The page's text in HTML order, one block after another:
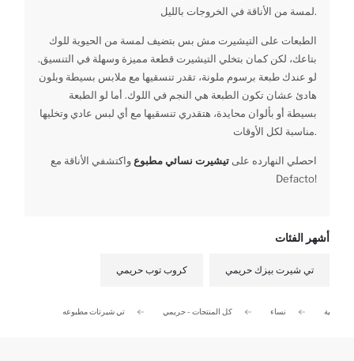
لمسة من الأناقة في الخروجات بالليل.
الطبعات على التيشيرت مش بس بتضيف لمسة من الحيوية للوك
بتاعك، لكن كمان بتخلي التيشيرت قطعة مميزة وسهلة في التنسيق.
لو عندك طبعة برسوم ملونة، تقدر تنسقيها مع ملابس بسيطة وبلون
هادئ عشان تكون الطبعة هي النجم في اللوك. أما لو الطبعة
بسيطة أو بألوان محايدة، هتقدري تنسقيها مع أي لبس عادي وتخليها
مناسبة لكل الأوقات.
احصلي النهارده على تيشيرت نسائي مطبوع واكتشفي الأناقة مع
Defacto!
أشهر الفئات
تي شيرت بيزك حريمي كروب توب حريمي
نساء كل المنتجات - حريمي تي شيرتات مطبوعه